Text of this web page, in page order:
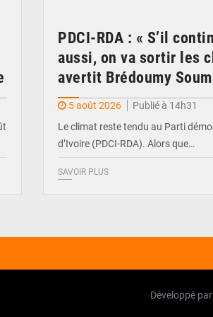
PDCI-RDA : « S’il
aussi, on va sortir les
avertit Brédoumy
Guikahué
5 août 2026
Publié à 14h31
Le climat reste tendu au Parti
d’Ivoire (PDCI-RDA). Alors que…
SAVOIR PLUS
Développé par